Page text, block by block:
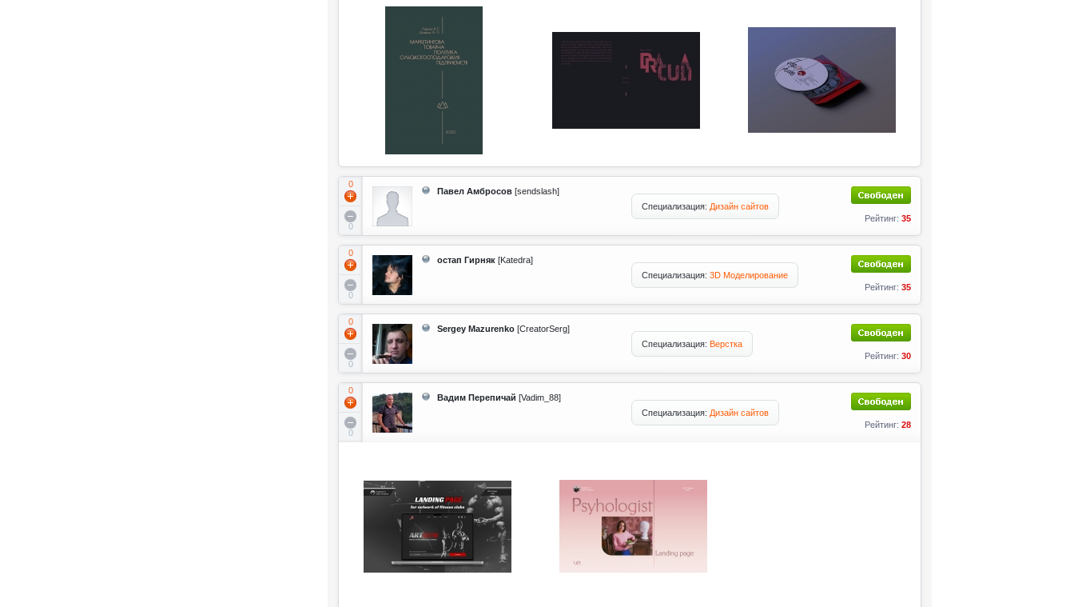
0
0
Павел Амбросов [sendslash]
Специализация: Дизайн сайтов
Рейтинг: 35
0
0
остап Гирняк [Katedra]
Специализация: 3D Моделирование
Рейтинг: 35
0
0
Sergey Mazurenko [CreatorSerg]
Специализация: Верстка
Рейтинг: 30
0
0
Вадим Перепичай [Vadim_88]
Специализация: Дизайн сайтов
Рейтинг: 28